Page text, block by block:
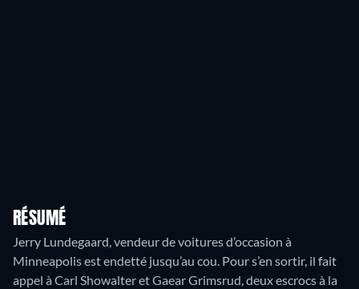
RÉSUMÉ
Jerry Lundegaard, vendeur de voitures d’occasion à
Minneapolis est endetté jusqu’au cou. Pour s’en sortir, il fait
appel à Carl Showalter et Gaear Grimsrud, deux escrocs à la